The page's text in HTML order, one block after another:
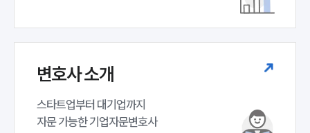
변호사 소개
스타트업부터 대기업까지
자문 가능한 기업자문변호사